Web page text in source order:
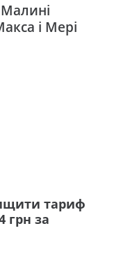
і Мері
тариф
грн за